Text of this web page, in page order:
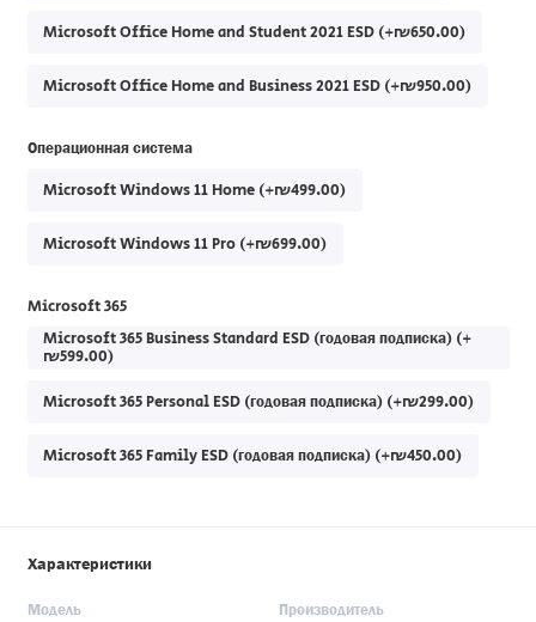
Microsoft Office Home and Student 2021 ESD (+₪650.00)
Microsoft Office Home and Business 2021 ESD (+₪950.00)
Операционная система
Microsoft Windows 11 Home (+₪499.00)
Microsoft Windows 11 Pro (+₪699.00)
Microsoft 365
Microsoft 365 Business Standard ESD (годовая подписка) (+
₪599.00)
Microsoft 365 Personal ESD (годовая подписка) (+₪299.00)
Microsoft 365 Family ESD (годовая подписка) (+₪450.00)
Характеристики
Модель Производитель